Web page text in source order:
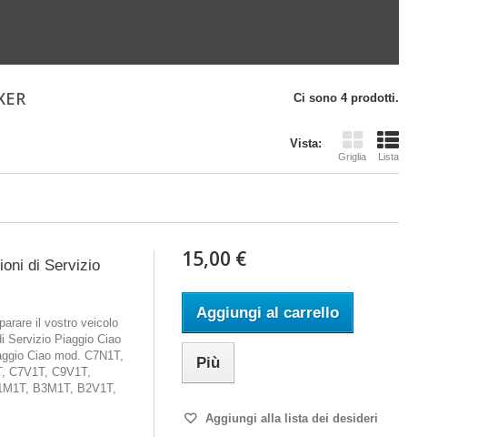
Ci sono 4 prodotti.
Vista:
Griglia Lista
di Servizio
il vostro veicolo
Servizio Piaggio Ciao
Ciao mod. C7N1T,
C7V1T, C9V1T,
B3M1T, B2V1T,
15,00 €
Aggiungi al carrello
Più
Aggiungi alla lista dei desideri